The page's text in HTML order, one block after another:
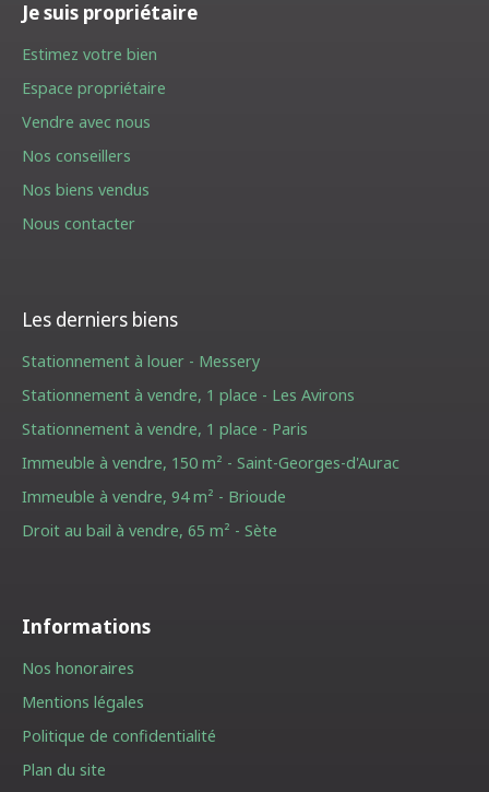
Je suis propriétaire
Estimez votre bien
Espace propriétaire
Vendre avec nous
Nos conseillers
Nos biens vendus
Nous contacter
Les derniers biens
Stationnement à louer - Messery
Stationnement à vendre, 1 place - Les Avirons
Stationnement à vendre, 1 place - Paris
Immeuble à vendre, 150 m² - Saint-Georges-d'Aurac
Immeuble à vendre, 94 m² - Brioude
Droit au bail à vendre, 65 m² - Sète
Informations
Nos honoraires
Mentions légales
Politique de confidentialité
Plan du site